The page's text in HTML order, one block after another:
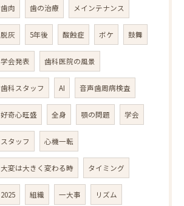
歯肉 歯の治療 メインテナンス
脱灰 5年後 酸蝕症 ボケ 鼓舞
学会発表 歯科医院の風景
歯科スタッフ AI 音声歯周病検査
好奇心旺盛 全身 顎の問題 学会
スタッフ 心機一転
大変は大きく変わる時 タイミング
2025 組織 一大事 リズム